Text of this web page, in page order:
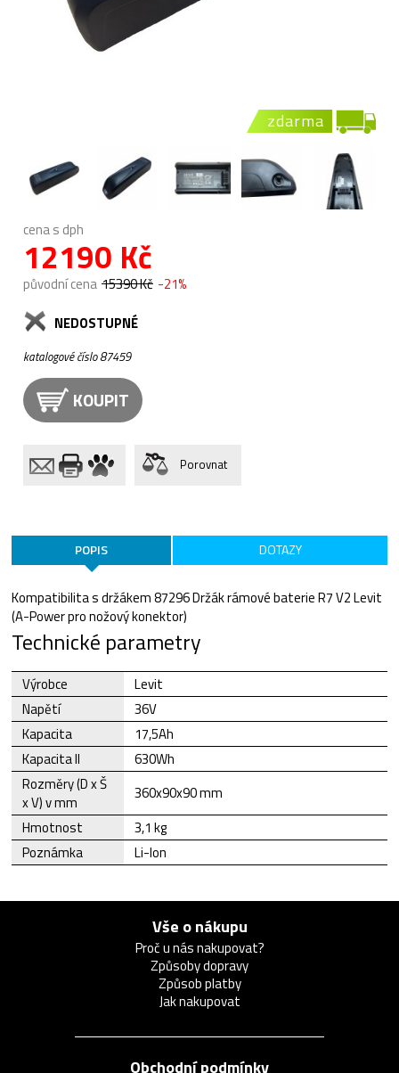
zdarma
cena s dph
12190 Kč
původní cena 15390 Kč -21%
NEDOSTUPNÉ
katalogové číslo 87459
KOUPIT
Porovnat
POPIS DOTAZY
Kompatibilita s držákem 87296 Držák rámové baterie R7 V2 Levit
(A-Power pro nožový konektor)
Technické parametry
Výrobce
Levit
Napětí
36V
Kapacita
17,5Ah
Kapacita II
630Wh
Rozměry (D x Š
x V) v mm
360x90x90 mm
Hmotnost
3,1 kg
Poznámka
Li-Ion
Vše o nákupu
Proč u nás nakupovat?
Způsoby dopravy
Způsob platby
Jak nakupovat
Obchodní podmínky